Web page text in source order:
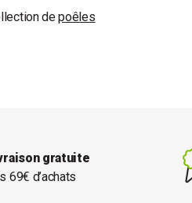
depoêles
gratuite
69€ d’achats